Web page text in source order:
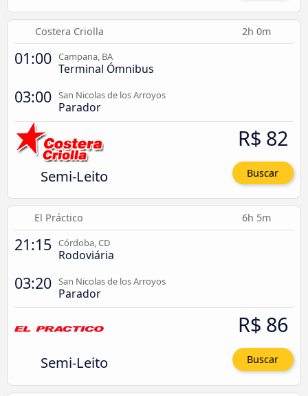
Costera Criolla 2h 0m
01:00 Campana, BA
Terminal Ómnibus
03:00 San Nicolas de los Arroyos
Parador
Semi-Leito
R$ 82
Buscar
El Práctico 6h 5m
21:15 Córdoba, CD
Rodoviária
03:20 San Nicolas de los Arroyos
Parador
Semi-Leito
R$ 86
Buscar